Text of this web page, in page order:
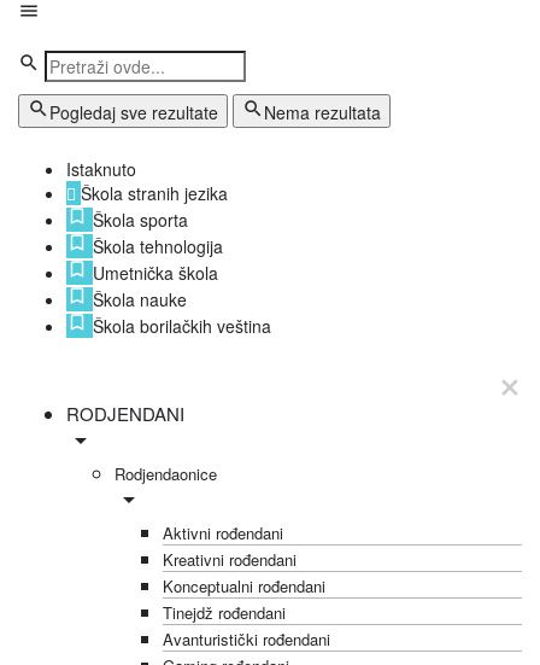
Pogledaj sve rezultate Nema rezultata
Istaknuto
Škola stranih jezika
Škola sporta
Škola tehnologija
Umetnička škola
Škola nauke
Škola borilačkih veština
RODJENDANI
Rodjendaonice
Aktivni rođendani
Kreativni rođendani
Konceptualni rođendani
Tinejdž rođendani
Avanturistički rođendani